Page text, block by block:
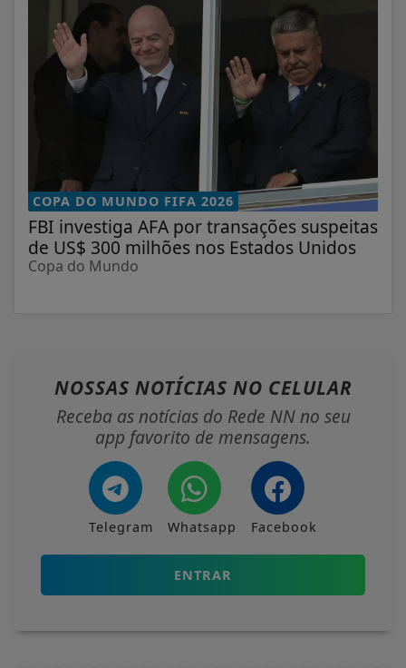
COPA DO MUNDO FIFA 2026
FBI investiga AFA por transações suspeitas
de US$ 300 milhões nos Estados Unidos
Copa do Mundo
NOSSAS NOTÍCIAS NO CELULAR
Receba as notícias do Rede NN no seu
app favorito de mensagens.
Telegram Whatsapp Facebook
ENTRAR